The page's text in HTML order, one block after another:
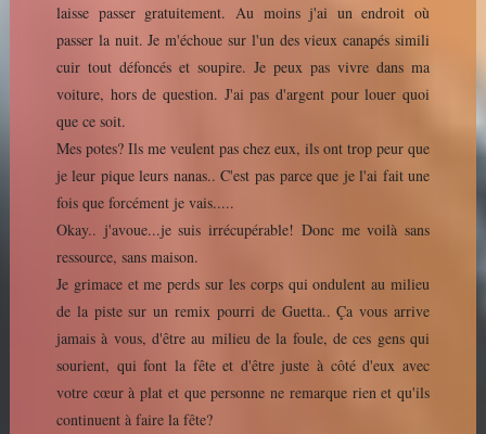
laisse passer gratuitement. Au moins j'ai un endroit où
passer la nuit. Je m'échoue sur l'un des vieux canapés simili
cuir tout défoncés et soupire. Je peux pas vivre dans ma
voiture, hors de question. J'ai pas d'argent pour louer quoi
que ce soit.
Mes potes? Ils me veulent pas chez eux, ils ont trop peur que
je leur pique leurs nanas.. C'est pas parce que je l'ai fait une
fois que forcément je vais.....
Okay.. j'avoue...je suis irrécupérable! Donc me voilà sans
ressource, sans maison.
Je grimace et me perds sur les corps qui ondulent au milieu
de la piste sur un remix pourri de Guetta.. Ça vous arrive
jamais à vous, d'être au milieu de la foule, de ces gens qui
sourient, qui font la fête et d'être juste à côté d'eux avec
votre cœur à plat et que personne ne remarque rien et qu'ils
continuent à faire la fête?